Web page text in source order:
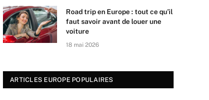
Road trip en Europe : tout ce qu’il
faut savoir avant de louer une
voiture
18 mai 2026
ARTICLES EUROPE POPULAIRES